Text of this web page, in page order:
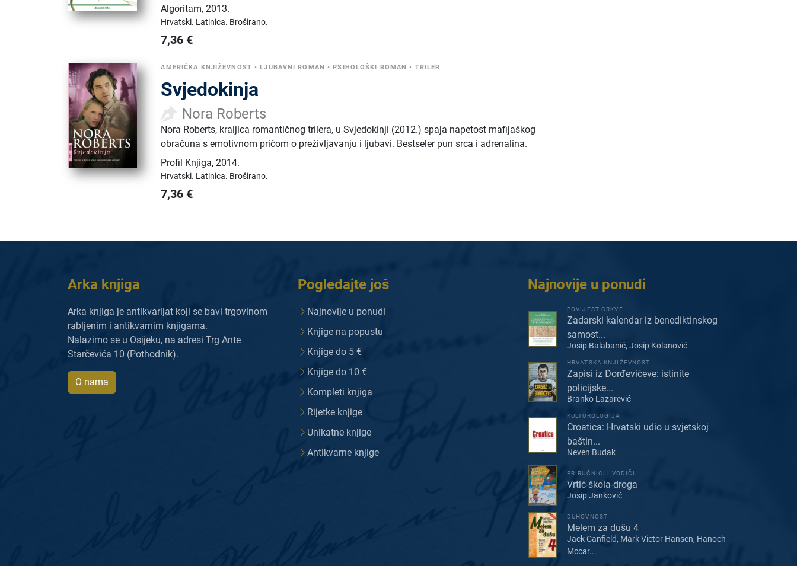
Algoritam,2013.
Hrvatski. Latinica. Broširano.
7,36 €
AMERIČKA KNJIŽEVNOST • LJUBAVNI ROMAN • PSIHOLOŠKI ROMAN • TRILER
Svjedokinja
Nora Roberts
Nora Roberts, kraljica romantičnog trilera, u Svjedokinji (2012.) spaja napetost mafijaškog
obračuna s emotivnom pričom o preživljavanju i ljubavi. Bestseler pun srca i adrenalina.
Profil Knjiga,2014.
Hrvatski. Latinica. Broširano.
7,36 €
Arka knjiga
Arka knjiga je antikvarijat koji se bavi trgovinom
rabljenim i antikvarnim knjigama.
Nalazimo se u Osijeku, na adresi Trg Ante
Starčevića 10 (Pothodnik).
O nama
Pogledajte još
Najnovije u ponudi
Knjige na popustu
Knjige do 5 €
Knjige do 10 €
Kompleti knjiga
Rijetke knjige
Unikatne knjige
Antikvarne knjige
Najnovije u ponudi
POVIJEST CRKVE
Zadarski kalendar iz benediktinskog
samost...
Josip Balabanić, Josip Kolanović
HRVATSKA KNJIŽEVNOST
Zapisi iz Đorđevićeve: istinite
policijske...
Branko Lazarević
KULTUROLOGIJA
Croatica: Hrvatski udio u svjetskoj
baštin...
Neven Budak
PRIRUČNICI I VODIČI
Vrtić-škola-droga
Josip Janković
DUHOVNOST
Melem za dušu 4
Jack Canfield, Mark Victor Hansen, Hanoch
Mccar...